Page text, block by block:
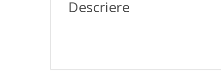
Descriere